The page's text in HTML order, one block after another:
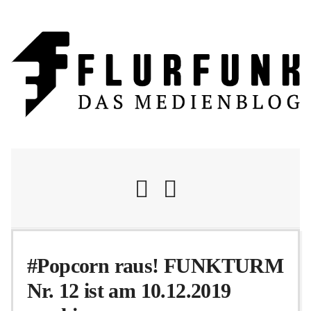
Flurschelte
#Popcorn raus! FUNKTURM
Nr. 12 ist am 10.12.2019